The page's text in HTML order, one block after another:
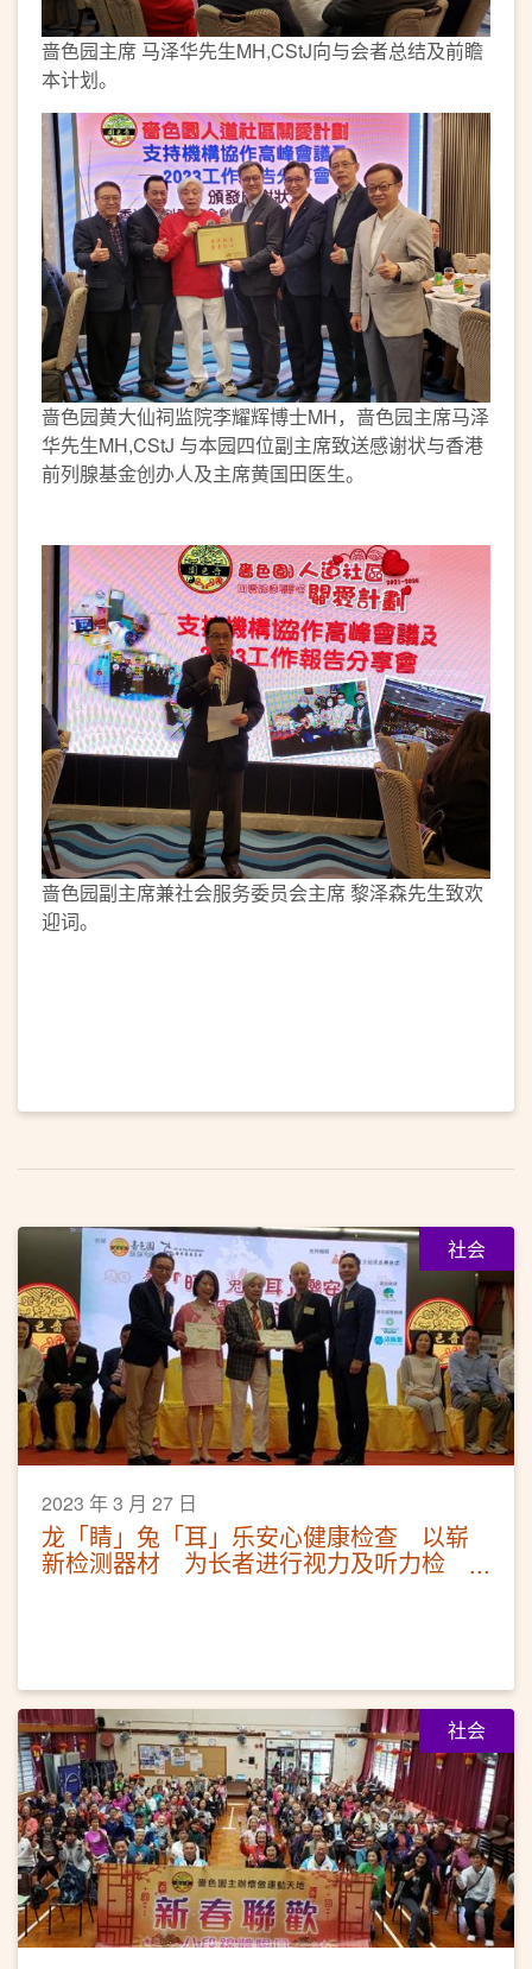
啬色园主席 马泽华先生MH,CStJ向与会者总结及前瞻
本计划。
啬色园黄大仙祠监院李耀辉博士MH，啬色园主席马泽
华先生MH,CStJ 与本园四位副主席致送感谢状与香港
前列腺基金创办人及主席黄国田医生。
啬色园副主席兼社会服务委员会主席 黎泽森先生致欢
迎词。
社会
2023 年 3 月 27 日
龙「睛」兔「耳」乐安心健康检查 以崭
新检测器材 为长者进行视力及听力检
社会